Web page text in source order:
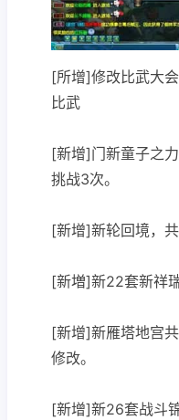
[所增]修改比武大
比武
[新增]门新童子之
挑战3次。
[新增]新轮回境，
[新増]新22套新祥
[新增]新雁塔地宫
修改。
[新增]新26套战斗